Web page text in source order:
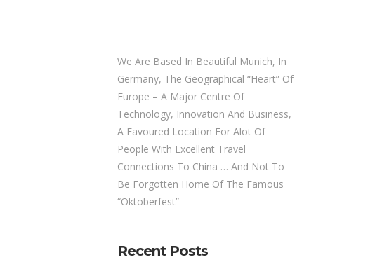
We Are Based In Beautiful Munich, In
Germany, The Geographical “heart” Of
Europe – A Major Centre Of
Technology, Innovation And Business,
A Favoured Location For Alot Of
People With Excellent Travel
Connections To China … And Not To
Be Forgotten Home Of The Famous
“Oktoberfest”
Recent Posts